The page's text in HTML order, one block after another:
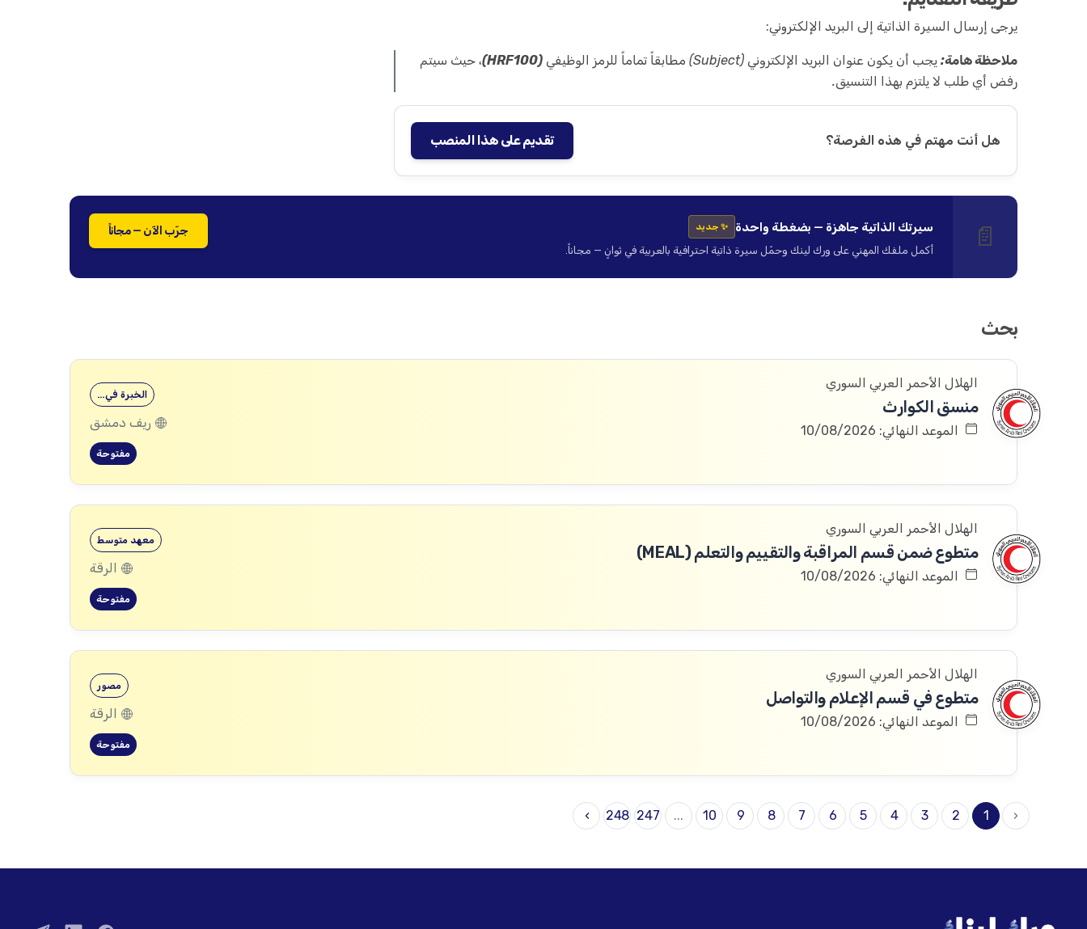
يرجى إرسال السيرة الذاتية إلى البريد الإلكتروني:
ملاحظة هامة:يجب أن يكون عنوان البريد الإلكتروني (Subject) مطابقاً تماماً للرمز الوظيفي (HRF100)
، حيث سيتم
رفض أي طلب لا يلتزم بهذا التنسيق.
هل أنت مهتم في هذه الفرصة؟ تقديم على هذا المنصب
📄 سيرتك الذاتية جاهزة — بضغطة واحدة ✨ جديد
أكمل ملفك المهني على ورك لينك وحمّل سيرة ذاتية احترافية بالعربية في ثوانٍ — مجاناً.
جرّب الآن — مجاناً
بحث
الهلال الأحمر العربي السوري
منسق الكوارث
الموعد النهائي: 10/08/2026
الخبرة في…
ريف دمشق
مفتوحة
الهلال الأحمر العربي السوري
متطوع ضمن قسم المراقبة والتقييم والتعلم (MEAL)
الموعد النهائي: 10/08/2026
معهد متوسط
الرقة
مفتوحة
الهلال الأحمر العربي السوري
متطوع في قسم الإعلام والتواصل
الموعد النهائي: 10/08/2026
مصور
الرقة
مفتوحة
‹
1
2
3
4
5
6
7
8
9
10
...
247
248
›